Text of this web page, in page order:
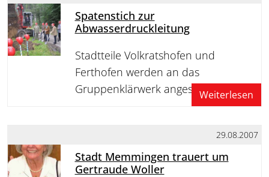
Spatenstich zur
Abwasserdruckleitung
Stadtteile Volkratshofen und
Ferthofen werden an das
Gruppenklärwerk angeschlossen
Weiterlesen
29.08.2007
Stadt Memmingen trauert um
Gertraude Woller